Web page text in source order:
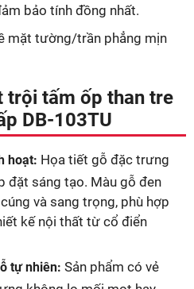
bảo tính đồng nhất.
mặt tường/trần phẳng mịn
trội tấm ốp than tre
DB-103TU
hoạt: Họa tiết gỗ đặc trưng
đặt sáng tạo. Màu gỗ đen
và sang trọng, phù hợp
kế nội thất từ cổ điển
tự nhiên: Sản phẩm có vẻ